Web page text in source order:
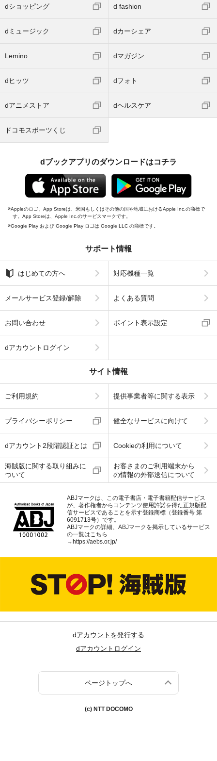
dショッピング d fashion
dミュージック dカーシェア
Lemino dマガジン
dヒッツ dフォト
dアニメストア dヘルスケア
ドコモスポーツくじ
dブックアプリのダウンロードはコチラ
Appleのロゴ、App Storeは、米国もしくはその他の国や地域におけるApple Inc.の商標で
す。App Storeは、Apple Inc.のサービスマークです。
Google Play および Google Play ロゴは Google LLC の商標です。
サポート情報
はじめての方へ 対応機種一覧
メールサービス登録/解除 よくある質問
お問い合わせ ポイント表示設定
dアカウントログイン
サイト情報
ご利用規約 提供事業者等に関する表示
プライバシーポリシー 健全なサービスに向けて
dアカウント2段階認証とは Cookieの利用について
海賊版に関する取り組みに
ついて
お客さまのご利用端末から
の情報の外部送信について
ABJマークは、この電子書店・電子書籍配信サービス
が、著作権者からコンテンツ使用許諾を得た正規版配
信サービスであることを示す登録商標（登録番号 第
6091713号）です。
ABJマークの詳細、ABJマークを掲示しているサービス
の一覧はこちら
→https://aebs.or.jp/
dアカウントを発行する
dアカウントログイン
ページトップへ
(c) NTT DOCOMO